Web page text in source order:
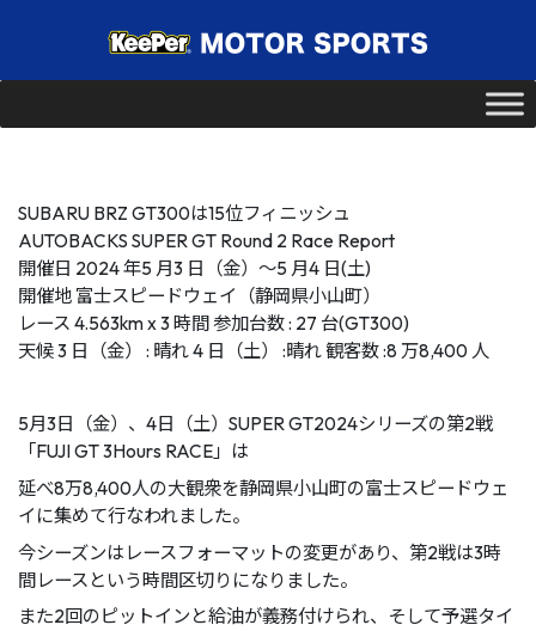
SUBARU BRZ GT300は15位フィニッシュ
AUTOBACKS SUPER GT Round 2 Race Report
開催日 2024 年5 月3 日（金）〜5 月4 日(土)
開催地 富士スピードウェイ（静岡県小山町）
レース 4.563km x 3 時間 参加台数 : 27 台(GT300)
天候 3 日（金） : 晴れ 4 日（土） :晴れ 観客数 :8 万8,400 人
5月3日（金）、4日（土）SUPER GT2024シリーズの第2戦
「FUJI GT 3Hours RACE」は
延べ8万8,400人の大観衆を静岡県小山町の富士スピードウェ
イに集めて行なわれました。
今シーズンはレースフォーマットの変更があり、第2戦は3時
間レースという時間区切りになりました。
また2回のピットインと給油が義務付けられ、そして予選タイ